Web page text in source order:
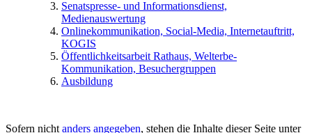
Senatspresse- und Informationsdienst,
Medienauswertung
Onlinekommunikation, Social-Media, Internetauftritt,
KOGIS
Öffentlichkeitsarbeit Rathaus, Welterbe-
Kommunikation, Besuchergruppen
Ausbildung
Sofern nicht anders angegeben, stehen die Inhalte dieser Seite unter